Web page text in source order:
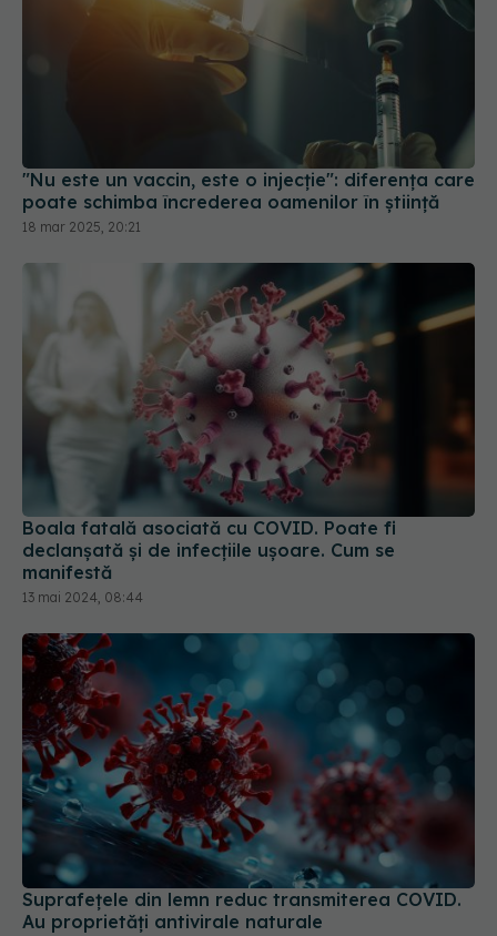
"Nu este un vaccin, este o injecție": diferența care
poate schimba încrederea oamenilor în știință
18 mar 2025, 20:21
Boala fatală asociată cu COVID. Poate fi
declanșată și de infecțiile ușoare. Cum se
manifestă
13 mai 2024, 08:44
Suprafețele din lemn reduc transmiterea COVID.
Au proprietăți antivirale naturale